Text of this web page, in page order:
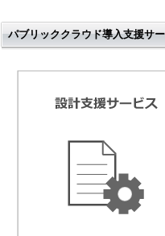
パブリッククラウド導入支援サ